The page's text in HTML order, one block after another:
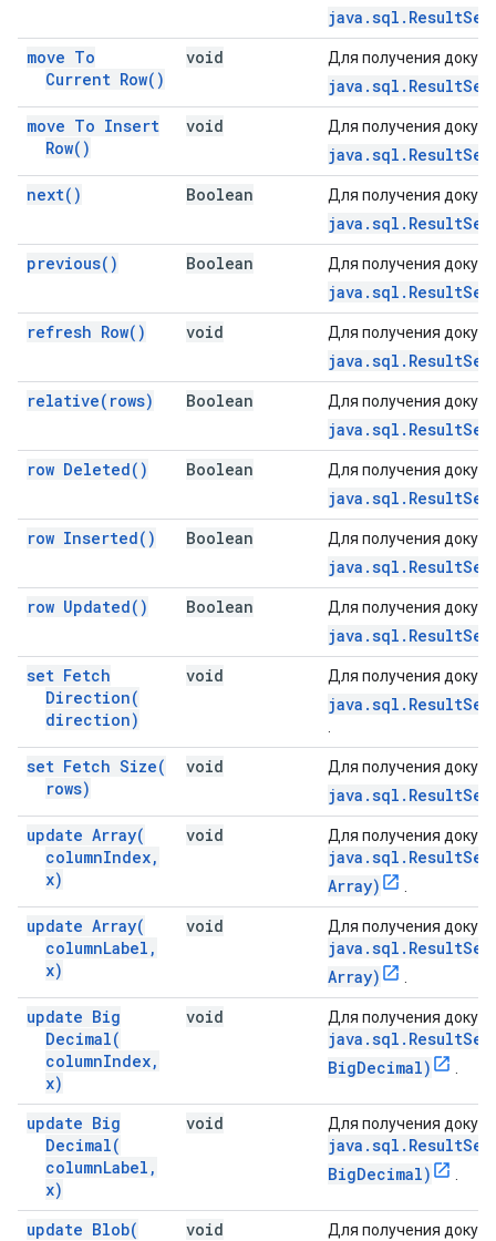
move To
Current Row( )
void Для получения
move To Insert
Row( )
void Для получения
next( ) Boolean Для получения
previous( ) Boolean Для получения
refresh Row( ) void Для получения
relative( rows) Boolean Для получения
row Deleted( ) Boolean Для получения
row Inserted( ) Boolean Для получения
row Updated( ) Boolean Для получения
set Fetch
Direction(
direction)
void Для получения
set Fetch Size(
rows)
void Для получения
update Array(
columnIndex,
x)
void Для получения
Array)
update Array(
columnLabel ,
x)
void Для получения
Array)
update Big
Decimal(
columnIndex,
x)
void Для получения
BigDecimal)
update Big
Decimal(
columnLabel ,
x)
void Для получения
BigDecimal)
update Blob( void Для получения